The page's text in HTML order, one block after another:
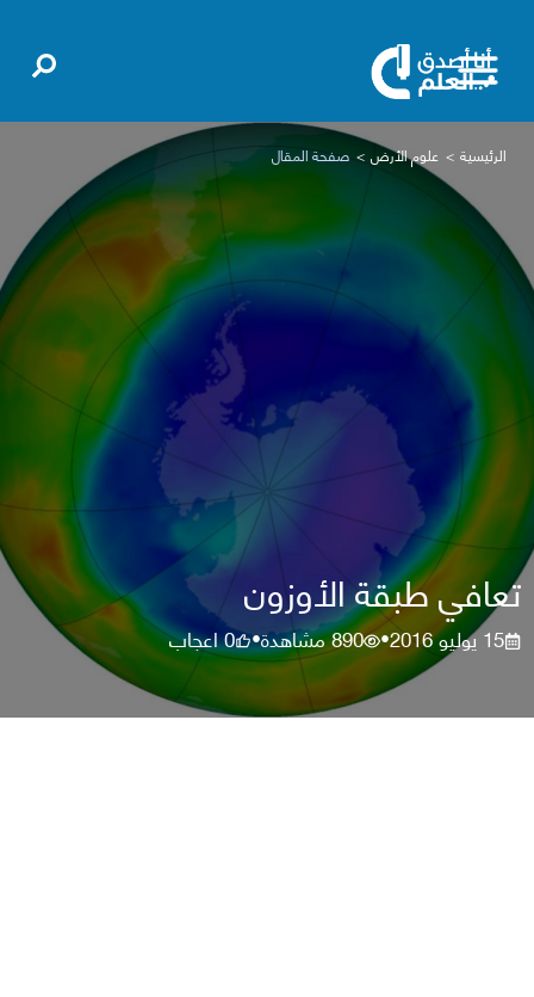
الرئيسية علوم الأرض صفحة المقال
تعافي طبقة الأوزون
15 يوليو 2016 •
890مشاهدة•
0اعجاب